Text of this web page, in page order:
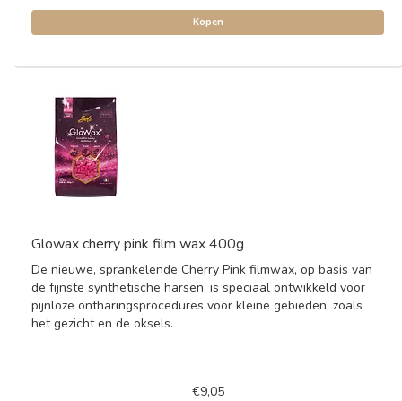
Kopen
Glowax cherry pink film wax 400g
De nieuwe, sprankelende Cherry Pink filmwax, op basis van
de fijnste synthetische harsen, is speciaal ontwikkeld voor
pijnloze ontharingsprocedures voor kleine gebieden, zoals
het gezicht en de oksels.
€9,05